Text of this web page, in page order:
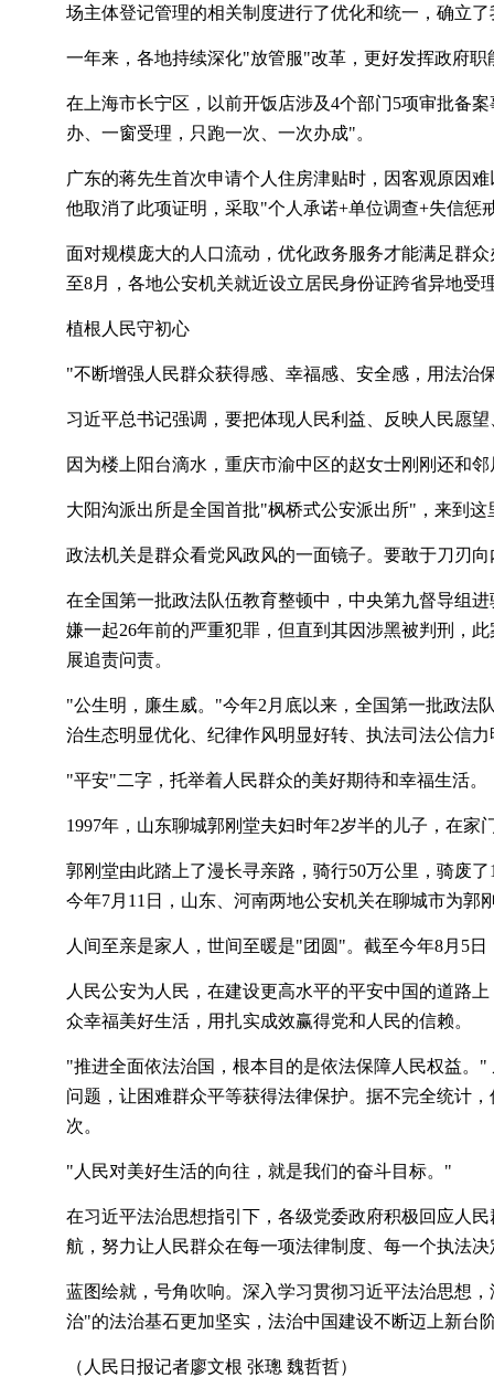
场主体登记管理的相关制度进行了优化和统一，确立
一年来，各地持续深化"放管服"改革，更好发挥政府职
在上海市长宁区，以前开饭店涉及4个部门5项审批备
办、一窗受理，只跑一次、一次办成"。
广东的蒋先生首次申请个人住房津贴时，因客观原因
他取消了此项证明，采取"个人承诺+单位调查+失信惩
面对规模庞大的人口流动，优化政务服务才能满足群
至8月，各地公安机关就近设立居民身份证跨省异地受
植根人民守初心
"不断增强人民群众获得感、幸福感、安全感，用法治
习近平总书记强调，要把体现人民利益、反映人民愿
因为楼上阳台滴水，重庆市渝中区的赵女士刚刚还和
大阳沟派出所是全国首批"枫桥式公安派出所"，来到
政法机关是群众看党风政风的一面镜子。要敢于刀刃
在全国第一批政法队伍教育整顿中，中央第九督导组
嫌一起26年前的严重犯罪，但直到其因涉黑被判刑，
展追责问责。
"公生明，廉生威。"今年2月底以来，全国第一批政法
治生态明显优化、纪律作风明显好转、执法司法公信
"平安"二字，托举着人民群众的美好期待和幸福生活。
1997年，山东聊城郭刚堂夫妇时年2岁半的儿子，在
郭刚堂由此踏上了漫长寻亲路，骑行50万公里，骑废
今年7月11日，山东、河南两地公安机关在聊城市为
人间至亲是家人，世间至暖是"团圆"。截至今年8月5日
人民公安为人民，在建设更高水平的平安中国的道路
众幸福美好生活，用扎实成效赢得党和人民的信赖。
"推进全面依法治国，根本目的是依法保障人民权益。
问题，让困难群众平等获得法律保护。据不完全统计
次。
"人民对美好生活的向往，就是我们的奋斗目标。"
在习近平法治思想指引下，各级党委政府积极回应人
航，努力让人民群众在每一项法律制度、每一个执法
蓝图绘就，号角吹响。深入学习贯彻习近平法治思想
治"的法治基石更加坚实，法治中国建设不断迈上新台
（人民日报记者廖文根 张璁 魏哲哲）